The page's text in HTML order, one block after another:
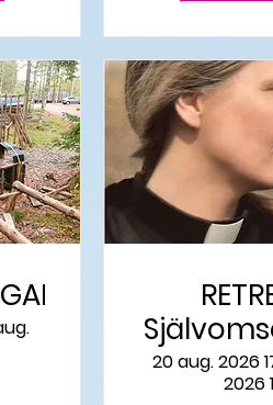
dig
20 aug. 2026
2026